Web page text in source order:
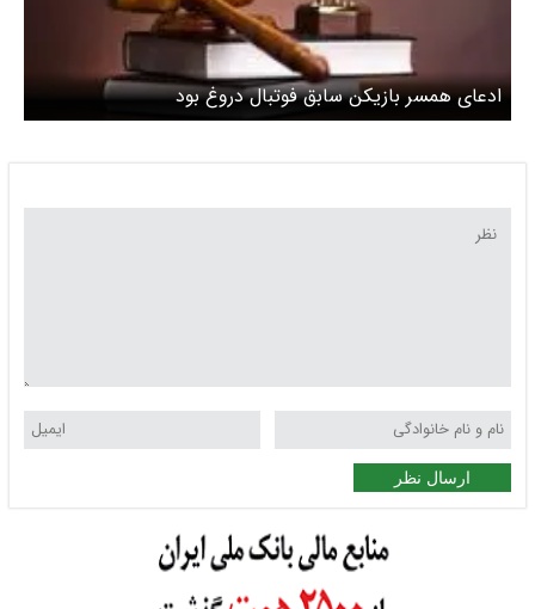
ادعای همسر بازیکن سابق فوتبال دروغ بود
ارسال نظر